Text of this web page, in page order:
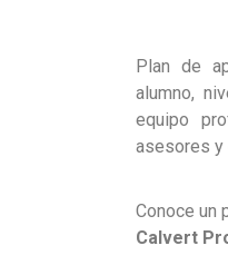
Plan de
alumno,
equipo
asesores y
Conoce un
Calvert